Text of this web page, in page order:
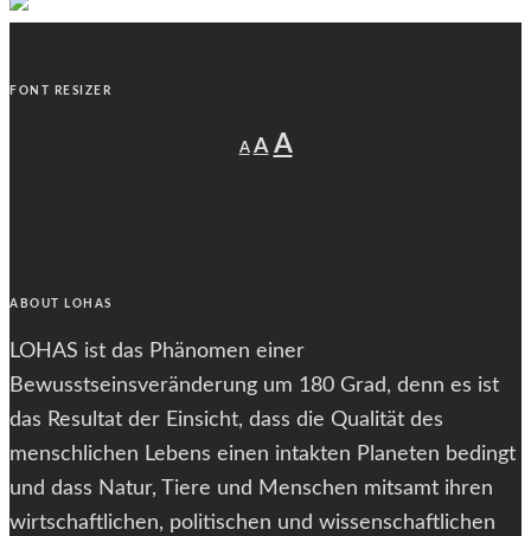
FONT RESIZER
A
Decrease
font
A Reset
AIncrease
ABOUT LOHAS
LOHAS ist das Phänomen einer
Bewusstseinsveränderung um 180 Grad, denn es ist
das Resultat der Einsicht, dass die Qualität des
menschlichen Lebens einen intakten Planeten bedingt
und dass Natur, Tiere und Menschen mitsamt ihren
wirtschaftlichen, politischen und wissenschaftlichen